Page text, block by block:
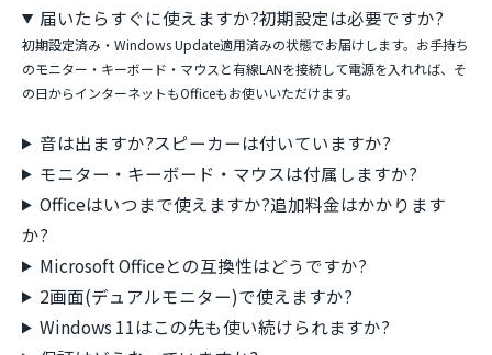
届いたらすぐに使えますか?初期設定は必要ですか?
初期設定済み・Windows Update適用済みの状態でお届けします。お手持ち
のモニター・キーボード・マウスと有線LANを接続して電源を入れれば、そ
の日からインターネットもOfficeもお使いいただけます。
音は出ますか?スピーカーは付いていますか?
モニター・キーボード・マウスは付属しますか?
Officeはいつまで使えますか?追加料金はかかります
か?
Microsoft Officeとの互換性はどうですか?
2画面(デュアルモニター)で使えますか?
Windows 11はこの先も使い続けられますか?